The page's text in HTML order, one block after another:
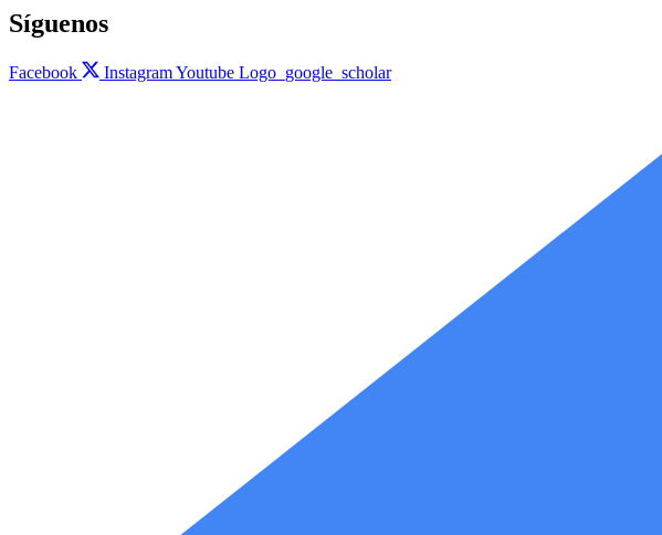
Síguenos
Facebook InstagramYoutube Logo_google_scholar